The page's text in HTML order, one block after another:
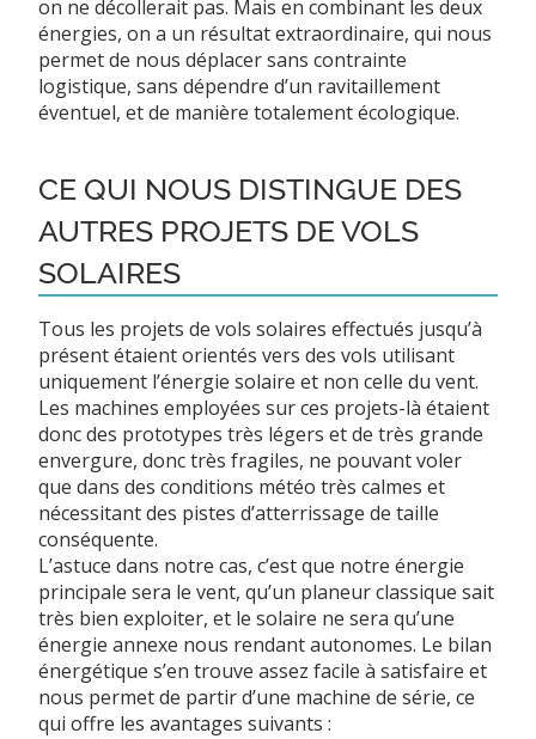
on ne décollerait pas. Mais en combinant les deux
énergies, on a un résultat extraordinaire, qui nous
permet de nous déplacer sans contrainte
logistique, sans dépendre d’un ravitaillement
éventuel, et de manière totalement écologique.
CE QUI NOUS DISTINGUE DES
AUTRES PROJETS DE VOLS
SOLAIRES
Tous les projets de vols solaires effectués jusqu’à
présent étaient orientés vers des vols utilisant
uniquement l’énergie solaire et non celle du vent.
Les machines employées sur ces projets-là étaient
donc des prototypes très légers et de très grande
envergure, donc très fragiles, ne pouvant voler
que dans des conditions météo très calmes et
nécessitant des pistes d’atterrissage de taille
conséquente.
L’astuce dans notre cas, c’est que notre énergie
principale sera le vent, qu’un planeur classique sait
très bien exploiter, et le solaire ne sera qu’une
énergie annexe nous rendant autonomes. Le bilan
énergétique s’en trouve assez facile à satisfaire et
nous permet de partir d’une machine de série, ce
qui offre les avantages suivants :